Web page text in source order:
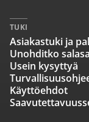
TUKI
Asiakastuki ja
Unohditko
Usein kysyttyä
Käyttöehdot